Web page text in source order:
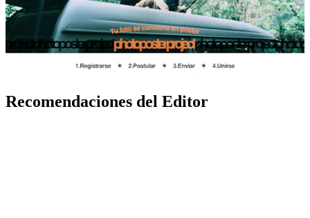
Recomendaciones del Editor